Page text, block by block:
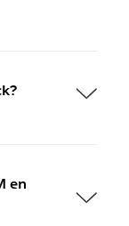
en